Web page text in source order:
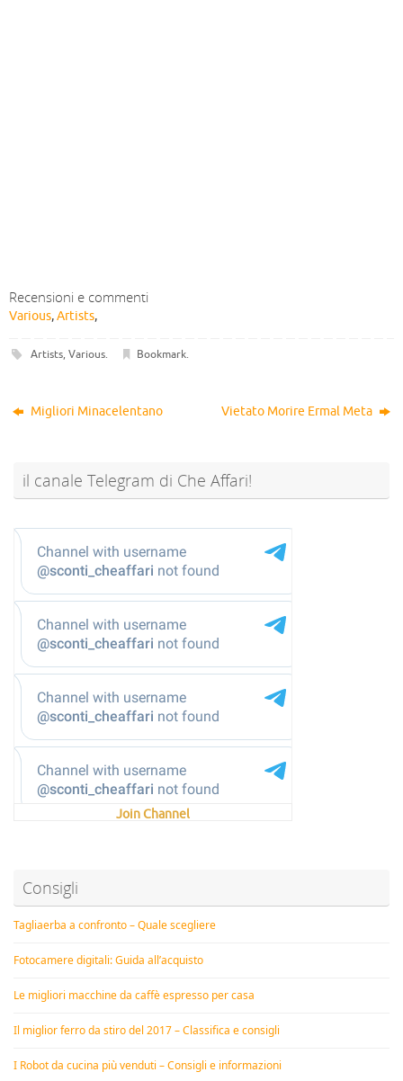
Recensioni e commenti
Various,Artists,
Artists, Various. Bookmark.
Migliori Minacelentano Vietato Morire Ermal Meta
il canale Telegram di Che Affari!
Join Channel
Consigli
Tagliaerba a confronto – Quale scegliere
Fotocamere digitali: Guida all’acquisto
Le migliori macchine da caffè espresso per casa
Il miglior ferro da stiro del 2017 – Classifica e consigli
I Robot da cucina più venduti – Consigli e informazioni